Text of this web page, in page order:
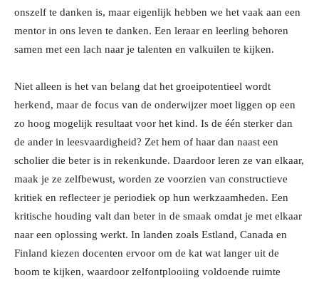
onszelf te danken is, maar eigenlijk hebben we het vaak aan een
mentor in ons leven te danken. Een leraar en leerling behoren
samen met een lach naar je talenten en valkuilen te kijken.
Niet alleen is het van belang dat het groeipotentieel wordt
herkend, maar de focus van de onderwijzer moet liggen op een
zo hoog mogelijk resultaat voor het kind. Is de één sterker dan
de ander in leesvaardigheid? Zet hem of haar dan naast een
scholier die beter is in rekenkunde. Daardoor leren ze van elkaar,
maak je ze zelfbewust, worden ze voorzien van constructieve
kritiek en reflecteer je periodiek op hun werkzaamheden. Een
kritische houding valt dan beter in de smaak omdat je met elkaar
naar een oplossing werkt. In landen zoals Estland, Canada en
Finland kiezen docenten ervoor om de kat wat langer uit de
boom te kijken, waardoor zelfontplooiing voldoende ruimte